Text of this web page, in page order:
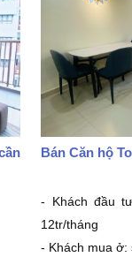
Bán Căn hộ
- Khách đầu
12tr/tháng
- Khách mua ở: